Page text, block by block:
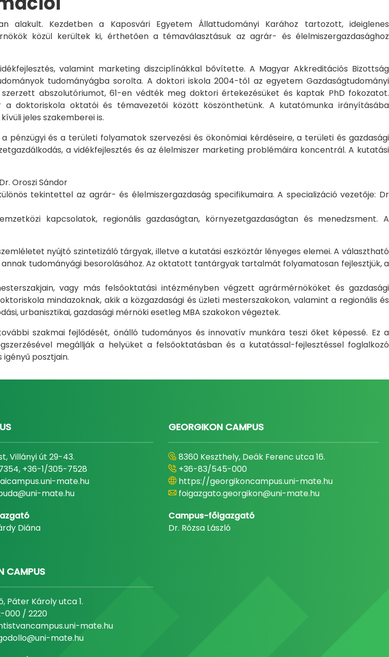
alakult. Kezdetben a Kaposvári Egyetem Állattudományi Karához tartozott, ideiglenes
közül kerültek ki, érthetően a témaválasztásuk az agrár- és élelmiszergazdasághoz
valamint marketing diszciplínákkal bővítette. A Magyar Akkreditációs Bizottság
tudományágba sorolta. A doktori iskola 2004-től az egyetem Gazdaságtudományi
abszolutóriumot, 61-en védték meg doktori értekezésüket és kaptak PhD fokozatot.
doktoriskola oktatói és témavezetői között köszönthetünk. A kutatómunka irányításába
jeles szakemberei is.
pénzügyi és a területi folyamatok szervezési és ökonómiai kérdéseire, a területi és gazdasági
a vidékfejlesztés és az élelmiszer marketing problémáira koncentrál. A kutatási
Oroszi Sándor
tekintettel az agrár- és élelmiszergazdaság specifikumaira. A specializáció vezetője: Dr
kapcsolatok, regionális gazdaságtan, környezetgazdaságtan és menedzsment. A
nyújtó szintetizáló tárgyak, illetve a kutatási eszköztár lényeges elemei. A választható
tudományági besorolásához. Az oktatott tantárgyak tartalmát folyamatosan fejlesztjük, a
vagy más felsőoktatási intézményben végzett agrármérnököket és gazdasági
mindazoknak, akik a közgazdasági és üzleti mesterszakokon, valamint a regionális és
urbanisztikai, gazdasági mérnöki esetleg MBA szakokon végeztek.
szakmai fejlődését, önálló tudományos és innovatív munkára teszi őket képessé. Ez a
megállják a helyüket a felsőoktatásban és a kutatással-fejlesztéssel foglalkozó
posztjain.
Villányi út 29-43.
+36-1/305-7528
mate.hu
mate.hu
Diána
GEORGIKON CAMPUS
8360 Keszthely, Deák Ferenc utca 16.
+36-83/545-000
https://georgikoncampus.uni-mate.hu
foigazgato.georgikon@uni-mate.hu
Campus-főigazgató
Dr. Rózsa László
CAMPUS
Páter Károly utca 1.
000 / 2220
mate.hu
mate.hu